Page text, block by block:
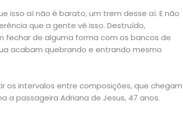
isso aí não é barato, um trem desse aí. E não
que a gente vê isso. Destruído,
fechar de alguma forma com os bancos de
acabam quebrando e entrando mesmo
os intervalos entre composições, que chegam
a passageira Adriana de Jesus, 47 anos.